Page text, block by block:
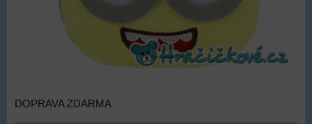
DOPRAVA ZDARMA